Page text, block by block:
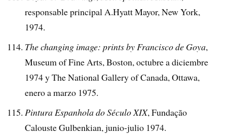
responsable principal A.Hyatt Mayor, New York,
1974.
The changing image: prints by Francisco de Goya,
Museum of Fine Arts, Boston, octubre a diciembre
1974 y The National Gallery of Canada, Ottawa,
enero a marzo 1975.
Pintura Espanhola do Século XIX, Fundação
Calouste Gulbenkian, junio-julio 1974.